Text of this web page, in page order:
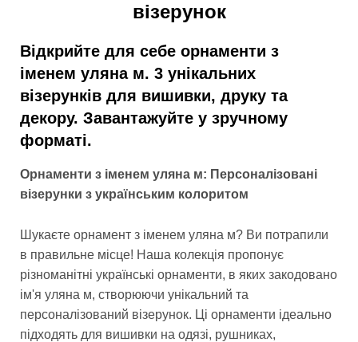
візерунок
Відкрийте для себе орнаменти з
іменем уляна м. 3 унікальних
візерунків для вишивки, друку та
декору. Завантажуйте у зручному
форматі.
Орнаменти з іменем уляна м: Персоналізовані
візерунки з українським колоритом
Шукаєте орнамент з іменем уляна м? Ви потрапили
в правильне місце! Наша колекція пропонує
різноманітні українські орнаменти, в яких закодовано
ім'я уляна м, створюючи унікальний та
персоналізований візерунок. Ці орнаменти ідеально
підходять для вишивки на одязі, рушниках,